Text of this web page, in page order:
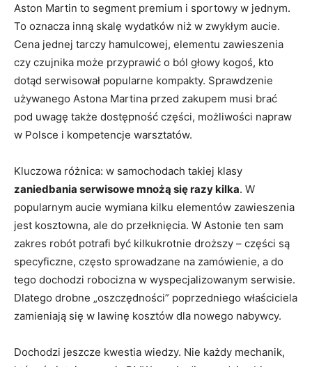
Aston Martin to segment premium i sportowy w jednym.
To oznacza inną skalę wydatków niż w zwykłym aucie.
Cena jednej tarczy hamulcowej, elementu zawieszenia
czy czujnika może przyprawić o ból głowy kogoś, kto
dotąd serwisował popularne kompakty. Sprawdzenie
używanego Astona Martina przed zakupem musi brać
pod uwagę także dostępność części, możliwości napraw
w Polsce i kompetencje warsztatów.
Kluczowa różnica: w samochodach takiej klasy
zaniedbania serwisowe mnożą się razy kilka. W
popularnym aucie wymiana kilku elementów zawieszenia
jest kosztowna, ale do przełknięcia. W Astonie ten sam
zakres robót potrafi być kilkukrotnie droższy – części są
specyficzne, często sprowadzane na zamówienie, a do
tego dochodzi robocizna w wyspecjalizowanym serwisie.
Dlatego drobne „oszczędności” poprzedniego właściciela
zamieniają się w lawinę kosztów dla nowego nabywcy.
Dochodzi jeszcze kwestia wiedzy. Nie każdy mechanik,